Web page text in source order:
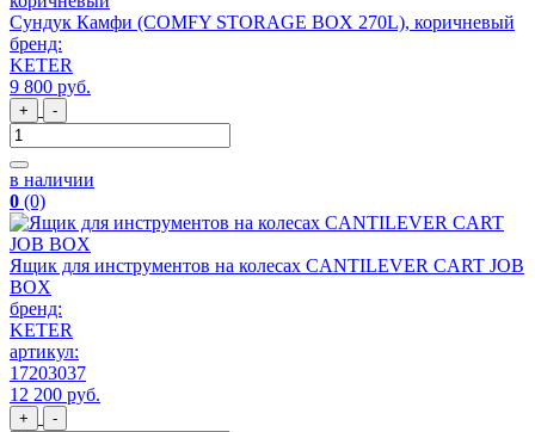
Сундук Камфи (COMFY STORAGE BOX 270L), коричневый
бренд:
KETER
9 800 руб.
+ -
в наличии
0 (0)
Ящик для инструментов на колесах CANTILEVER CART JOB
BOX
бренд:
KETER
артикул:
17203037
12 200 руб.
+ -